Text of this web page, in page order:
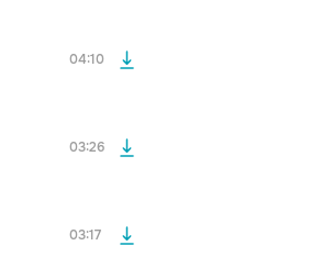
04:10
03:26
03:17